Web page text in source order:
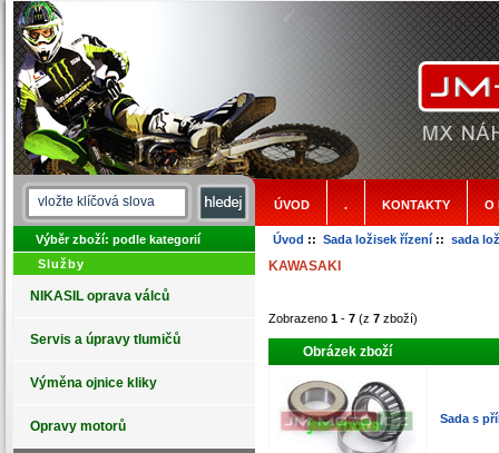
ÚVOD . KONTAKTY O
Výběr zboží: podle kategorií
Služby
NIKASIL oprava válců
Servis a úpravy tlumičů
Výměna ojnice kliky
Opravy motorů
Úvod :: Sada ložisek řízení:: sada
KAWASAKI
Zobrazeno 1- 7(z 7zboží)
Obrázek zboží
Sada s